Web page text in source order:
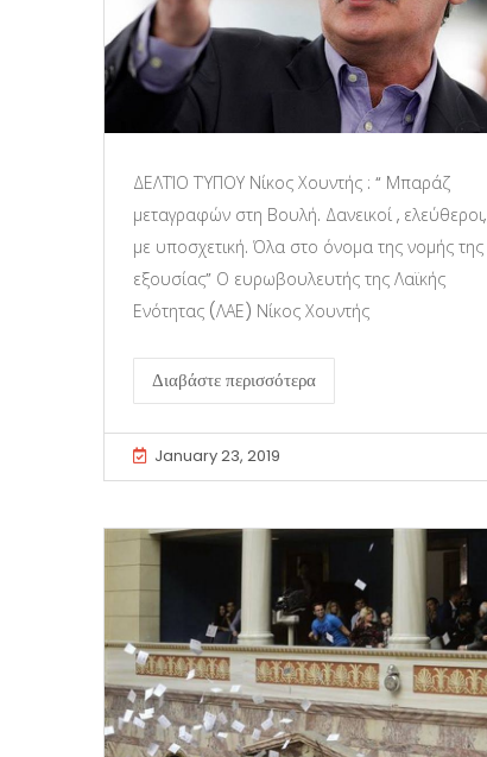
ΔΕΛΤΊΟ ΤΎΠΟΥ Νίκος Χουντής : “ Μπαράζ
μεταγραφών στη Βουλή. Δανεικοί , ελεύθεροι,
με υποσχετική. Όλα στο όνομα της νομής της
εξουσίας” Ο ευρωβουλευτής της Λαϊκής
Ενότητας (ΛΑΕ) Νίκος Χουντής
Διαβάστε περισσότερα
January 23, 2019